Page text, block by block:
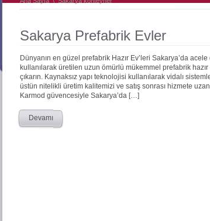
Sakarya Prefabrik Evler
Dünyanın en güzel prefabrik Hazır Ev’leri Sakarya’da
kullanılarak üretilen uzun ömürlü mükemmel prefabrik
çıkarın. Kaynaksız yapı teknolojisi kullanılarak vidalı
üstün nitelikli üretim kalitemizi ve satış sonrası hizmete
Karmod güvencesiyle Sakarya’da […]
Devamı